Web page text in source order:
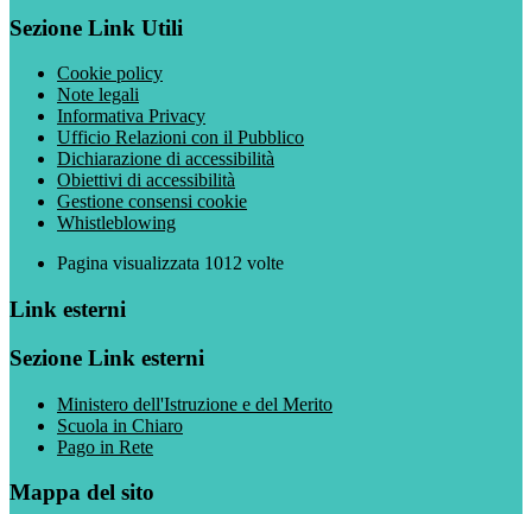
Sezione Link Utili
Cookie policy
Note legali
Informativa Privacy
Ufficio Relazioni con il Pubblico
Dichiarazione di accessibilità
Obiettivi di accessibilità
Gestione consensi cookie
Whistleblowing
Pagina visualizzata 1012 volte
Link esterni
Sezione Link esterni
Ministero dell'Istruzione e del Merito
Scuola in Chiaro
Pago in Rete
Mappa del sito